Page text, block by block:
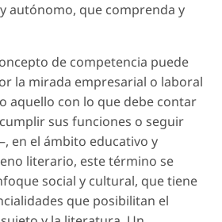
autónomo, que comprenda y
de competencia puede
la mirada empresarial o laboral
aquello con lo que debe contar
sus funciones o seguir
en el ámbito educativo y
literario, este término se
social y cultural, que tiene
que posibilitan el